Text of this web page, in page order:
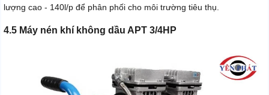
lượng cao - 140l/p để phân phối cho môi trường tiêu thụ.
4.5 Máy nén khí không dầu APT 3/4HP